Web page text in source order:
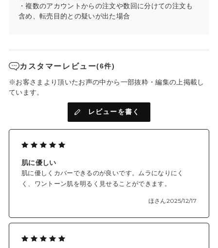
りと肌に密着
独自の製法により、しっとりなめらかな質感を実現。
気になるシミや色ムラをしっかりカバーし、美しい仕上がりが
続きます。
気になる箇所には重ね付けし、コンシーラー使いも。
✓下地不要、1品6役
日焼け止め（SPF50+・PA+++）・化粧下地・コンシーラー・フ
ァンデーション・フェイスパウダー・美白*1ケア
✓詰め替えできる、エコ容器
中蓋を取り外して、簡単に詰め替えができます。
✓クレンジング不要、石けん洗顔で落とせます
*2 メイクアップ効果
*4 保湿成分
・複数のアカウントからの注文や数回に分けての注文も
含め、転売目的との疑いが出た場合
カスタマーレビュー(6件)
※お客さまより頂いたお声の中から一部抜粋・編集の上掲載し
ています。
レビューを書く
肌に優しい
肌に優しくカバーできるのが良いです。ムラになりにく
く、ワントーン肌を明るく見せることができます。
ほさん2025/12/17